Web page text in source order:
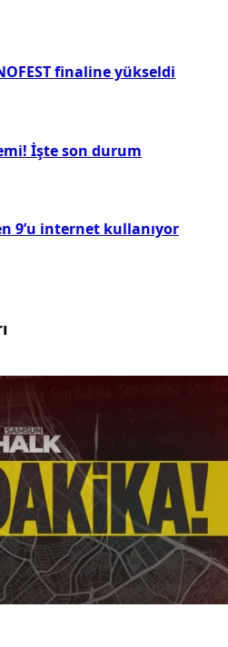
finaline yükseldi
İşte son durum
9’u internet kullanıyor